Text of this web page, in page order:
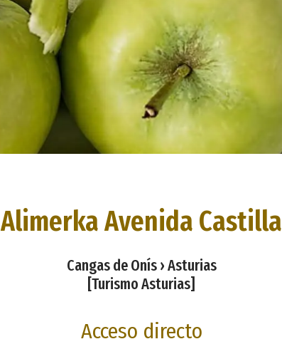
Alimerka Avenida Castilla
Cangas de Onís › Asturias
[Turismo Asturias]
Acceso directo